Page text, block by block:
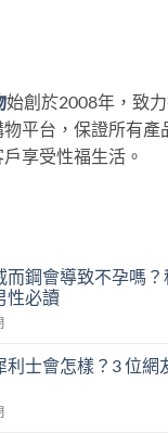
始創於2008年，致
平台，保證所有產
享受性福生活。
而鋼會導致不孕嗎
性必讀
利士會怎樣？3 位網